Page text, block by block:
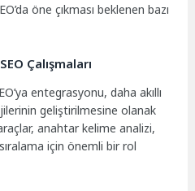
öne çıkması beklenen bazı
Çalışmaları
entegrasyonu, daha akıllı
geliştirilmesine olanak
anahtar kelime analizi,
için önemli bir rol